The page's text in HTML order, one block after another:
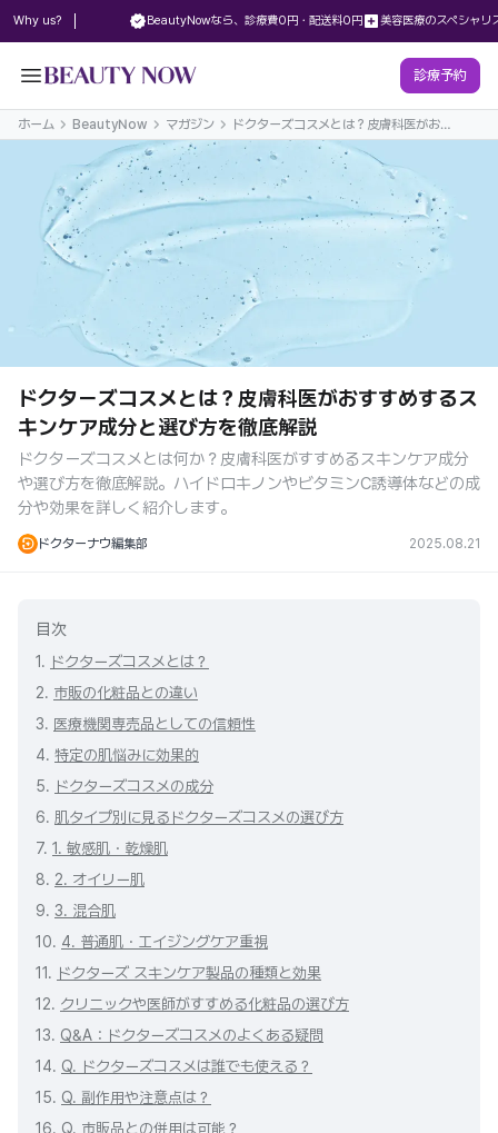
Why us? new_releasesBeautyNowなら、診療費0円・配送料0円local_hospital美容医療のスペシャリ
menu 診療予約
ホーム BeautyNow マガジン
ドクターズコスメとは？皮膚科医がおす
すめするスキンケア成分と選び方を徹底
解説
ドクターズコスメとは？皮膚科医がおすすめするス
キンケア成分と選び方を徹底解説
ドクターズコスメとは何か？皮膚科医がすすめるスキンケア成分
や選び方を徹底解説。ハイドロキノンやビタミンC誘導体などの成
分や効果を詳しく紹介します。
ドクターナウ編集部 2025.08.21
目次
1. ドクターズコスメとは？
2. 市販の化粧品との違い
3. 医療機関専売品としての信頼性
4. 特定の肌悩みに効果的
5. ドクターズコスメの成分
6. 肌タイプ別に見るドクターズコスメの選び方
7. 1. 敏感肌・乾燥肌
8. 2. オイリー肌
9. 3. 混合肌
10. 4. 普通肌・エイジングケア重視
11. ドクターズ スキンケア製品の種類と効果
12. クリニックや医師がすすめる化粧品の選び方
13. Q&A：ドクターズコスメのよくある疑問
14. Q. ドクターズコスメは誰でも使える？
15. Q. 副作用や注意点は？
16. Q. 市販品との併用は可能？